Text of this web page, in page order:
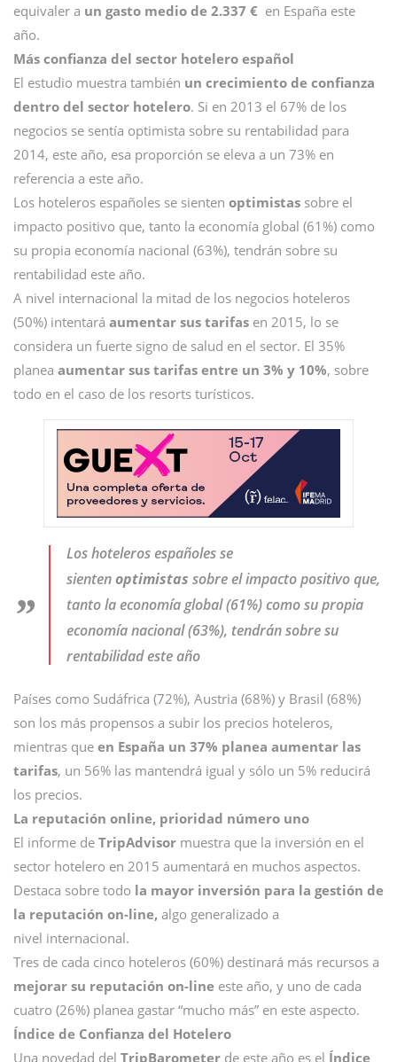
equivaler a un gasto medio de 2.337 € en España este
año.
Más confianza del sector hotelero español
El estudio muestra también un crecimiento de confianza
dentro del sector hotelero. Si en 2013 el 67% de los
negocios se sentía optimista sobre su rentabilidad para
2014, este año, esa proporción se eleva a un 73% en
referencia a este año.
Los hoteleros españoles se sienten optimistas sobre el
impacto positivo que, tanto la economía global (61%) como
su propia economía nacional (63%), tendrán sobre su
rentabilidad este año.
A nivel internacional la mitad de los negocios hoteleros
(50%) intentará aumentar sus tarifas en 2015, lo se
considera un fuerte signo de salud en el sector. El 35%
planea aumentar sus tarifas entre un 3% y 10%, sobre
todo en el caso de los resorts turísticos.
Los hoteleros españoles se
sientenoptimistas sobre el impacto positivo que,
tanto la economía global (61%) como su propia
economía nacional (63%), tendrán sobre su
rentabilidad este año
Países como Sudáfrica (72%), Austria (68%) y Brasil (68%)
son los más propensos a subir los precios hoteleros,
mientras que en España un 37% planea aumentar las
tarifas, un 56% las mantendrá igual y sólo un 5% reducirá
los precios.
La reputación online, prioridad número uno
El informe de TripAdvisor muestra que la inversión en el
sector hotelero en 2015 aumentará en muchos aspectos.
Destaca sobre todo la mayor inversión para la gestión de
la reputación on-line, algo generalizado a
nivel internacional.
Tres de cada cinco hoteleros (60%) destinará más recursos a
mejorar su reputación on-line este año, y uno de cada
cuatro (26%) planea gastar “mucho más” en este aspecto.
Índice de Confianza del Hotelero
Una novedad del TripBarometer de este año es el Índice